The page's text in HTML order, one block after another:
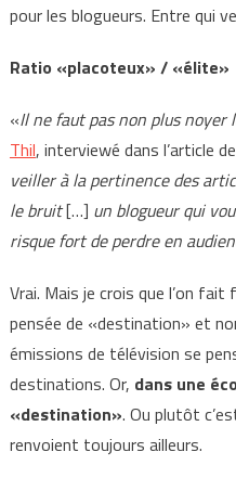
pour les blogueurs. Entre qui
Ratio «placoteux» / «élite»
«Il ne faut pas non plus noyer
Thil, interviewé dans l’article de
veiller à la pertinence des
le bruit[…] un blogueur qui
risque fort de perdre en
Vrai. Mais je crois que l’on
pensée de «destination» et
émissions de télévision se
destinations. Or, dans une
«destination». Ou plutôt
renvoient toujours ailleurs.